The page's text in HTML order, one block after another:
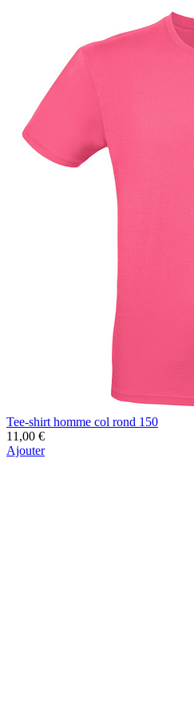
Tee-shirt homme col rond 150
11,00 €
Ajouter